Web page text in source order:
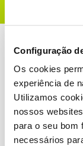
Configuração
Os cookies
experiência de
Utilizamos
nossos
para o seu bom
necessários
Condições